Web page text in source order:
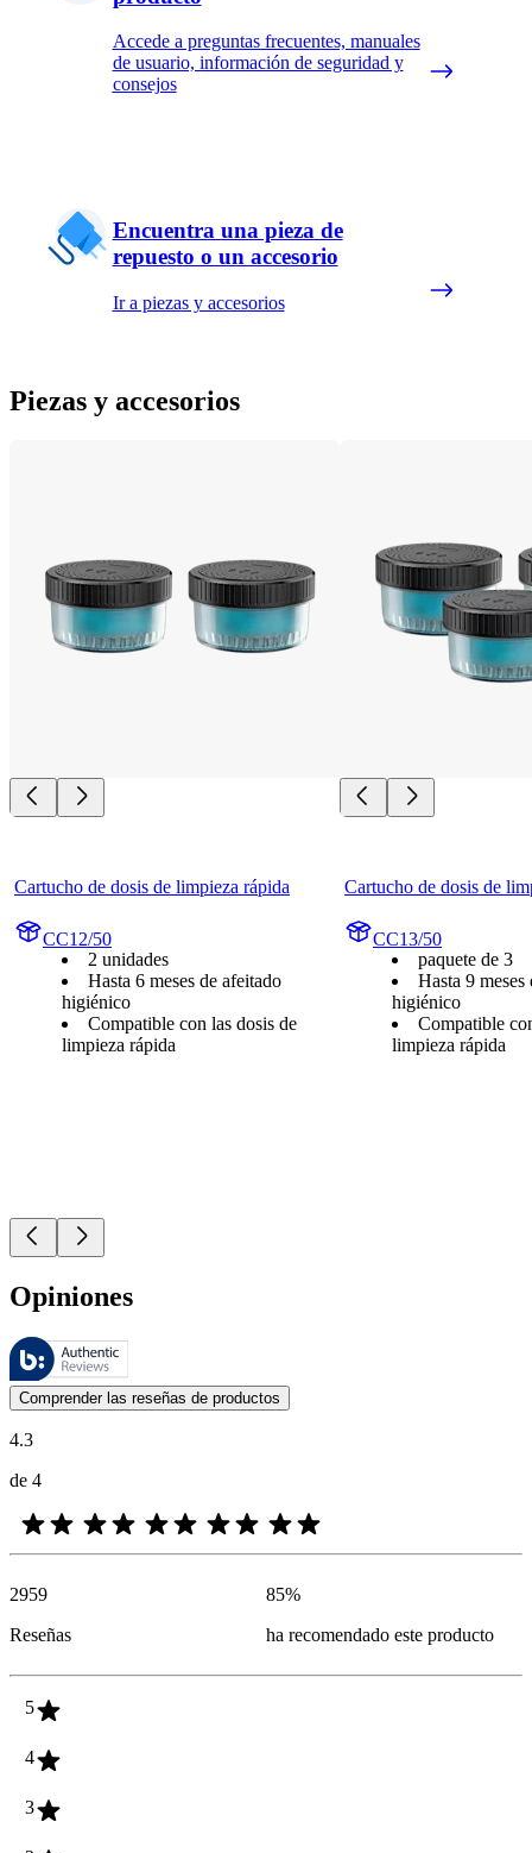
Accede a preguntas frecuentes, manuales
de usuario, información de seguridad y
consejos
Encuentra una pieza de
repuesto o un accesorio
Ir a piezas y accesorios
Piezas y accesorios
Cartucho de dosis de limpieza rápida
CC12/50
2 unidades
Hasta 6 meses de afeitado
higiénico
Compatible con las dosis de
limpieza rápida
Cartucho de dosis de
CC13/50
paquete de 3
Hasta 9 meses
higiénico
Compatible
limpieza rápida
Opiniones
Estas reseñas las gestiona Bazaarvoice y cumplen con la política de
Las opiniones de los clientes en forma de reseñas de productos y
Comprender las reseñas de productos
4.3
de 4
2959
Reseñas
85%
ha recomendado este producto
5
4
3